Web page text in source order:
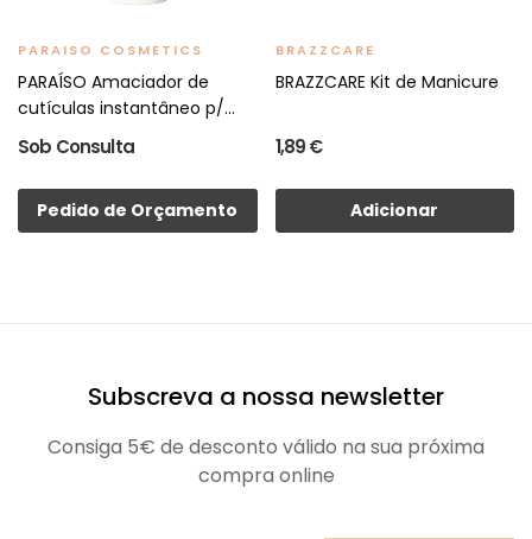
PARAISO COSMETICS
PARAÍSO Amaciador de
cutículas instantâneo p/...
Sob Consulta
Pedido de Orçamento
BRAZZCARE
BRAZZCARE Kit de Manicure
1,89 €
Adicionar
Subscreva a nossa newsletter
Consiga 5€ de desconto válido na sua próxima
compra online